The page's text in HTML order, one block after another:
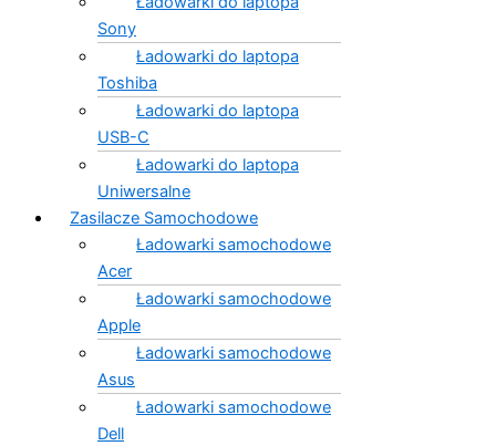
Sony
Ładowarki do laptopa
Toshiba
Ładowarki do laptopa
USB-C
Ładowarki do laptopa
Uniwersalne
Zasilacze Samochodowe
Ładowarki samochodowe
Acer
Ładowarki samochodowe
Apple
Ładowarki samochodowe
Asus
Ładowarki samochodowe
Dell